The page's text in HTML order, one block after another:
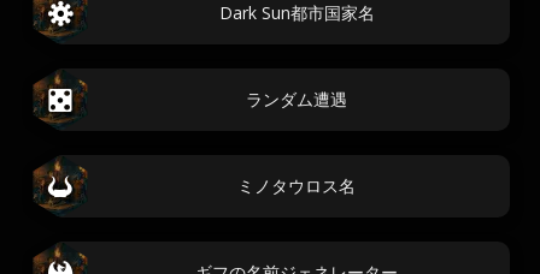
Dark Sun都市国家名
ランダム遭遇
ミノタウロス名